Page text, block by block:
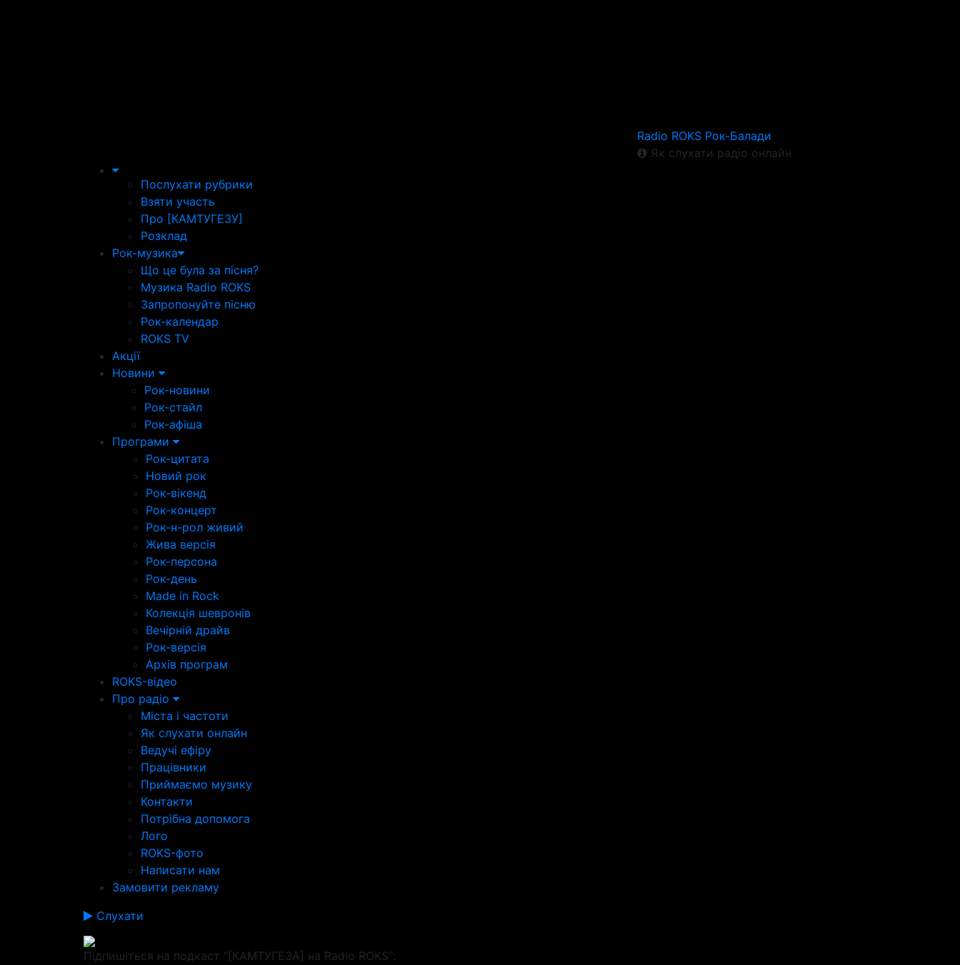
Radio ROKS Рок-Балади
Як слухати радіо онлайн
Послухати рубрики
Взяти участь
Про [КАМТУГЕЗУ]
Розклад
Рок-музика
Що це була за пісня?
Музика Radio ROKS
Запропонуйте пісню
Рок-календар
ROKS TV
Акції
Новини
Рок-новини
Рок-стайл
Рок-афіша
Програми
Рок-цитата
Новий рок
Рок-вікенд
Рок-концерт
Рок-н-рол живий
Жива версія
Рок-персона
Рок-день
Made in Rock
Колекція шевронів
Вечірній драйв
Рок-версія
Архів програм
ROKS-відео
Про радіо
Міста і частоти
Як слухати онлайн
Ведучі ефіру
Працівники
Приймаємо музику
Контакти
Потрібна допомога
Лого
ROKS-фото
Написати нам
Замовити рекламу
Слухати
Підпишіться на подкаст "[КАМТУГЕЗА] на Radio ROKS":